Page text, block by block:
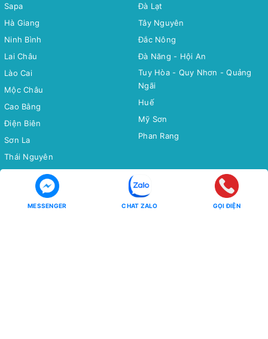
Sapa
Hà Giang
Ninh Bình
Lai Châu
Lào Cai
Mộc Châu
Cao Bằng
Điện Biên
Sơn La
Thái Nguyên
Đà Lạt
Tây Nguyên
Đắc Nông
Đà Năng - Hội An
Tuy Hòa - Quy Nhơn - Quảng
Ngãi
Huế
Mỹ Sơn
Phan Rang
Tour Miền Nam Tour Quốc tế
MESSENGER CHAT ZALO GỌI ĐIỆN